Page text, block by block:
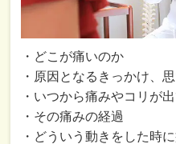
・どこが痛いのか
・原因となるきっかけ、
・いつから痛みやコリが
・その痛みの経過
・どういう動きをした時